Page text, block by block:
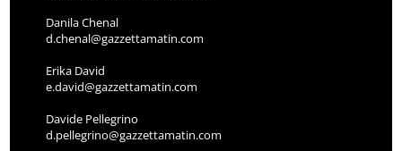
Danila Chenal
d.chenal@gazzettamatin.com
Erika David
e.david@gazzettamatin.com
Davide Pellegrino
d.pellegrino@gazzettamatin.com